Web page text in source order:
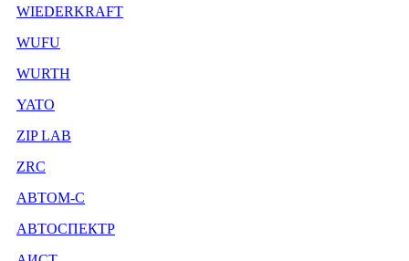
WIEDERKRAFT
WUFU
WURTH
YATO
ZIP LAB
ZRC
АВТОМ-С
АВТОСПЕКТР